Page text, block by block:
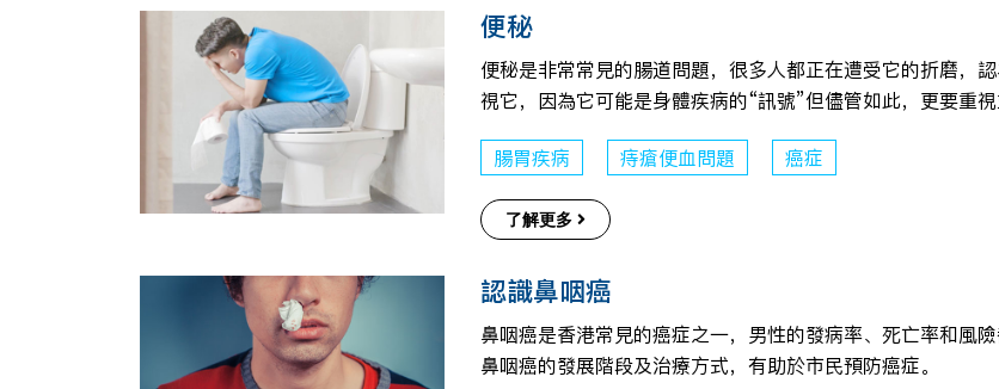
便秘
便秘是非常常見的腸道問題，很多人都正在遭受它的折磨，
視它，因為它可能是身體疾病的“訊號”但儘管如此，更要重視
腸胃疾病 痔瘡便血問題 癌症
了解更多
認識鼻咽癌
鼻咽癌是香港常見的癌症之一，男性的發病率、死亡率和風
鼻咽癌的發展階段及治療方式，有助於市民預防癌症。